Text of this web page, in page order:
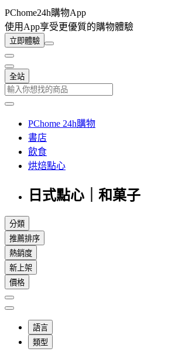
PChome24h購物App
使用App享受更優質的購物體驗
立即體驗
全站
PChome 24h購物
書店
飲食
烘焙點心
日式點心｜和菓子
分類
推薦排序
熱銷度
新上架
價格
語言
類型